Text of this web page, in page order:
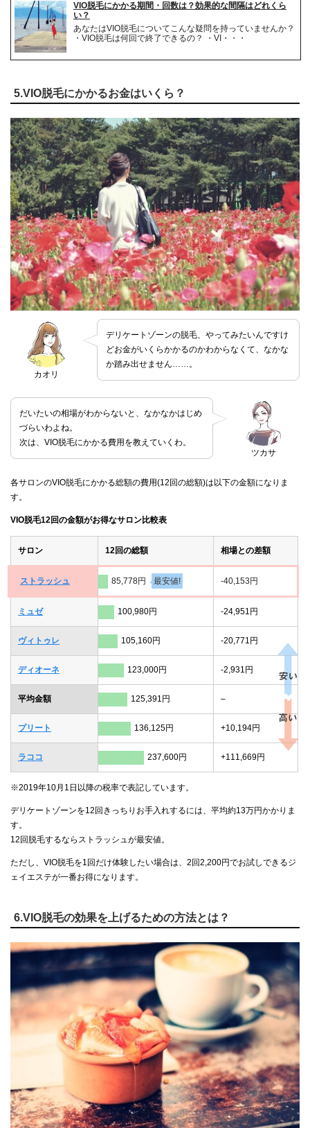
VIO脱毛にかかる期間・回数は？効果的な間隔はどれくら
い？
あなたはVIO脱毛についてこんな疑問を持っていませんか？
・VIO脱毛は何回で終了できるの？ ・VI・・・
5.VIO脱毛にかかるお金はいくら？
カオリ
デリケートゾーンの脱毛、やってみたいんですけ
どお金がいくらかかるのかわからなくて、なかな
か踏み出せません……。
ツカサ
だいたいの相場がわからないと、なかなかはじめ
づらいわよね。
次は、VIO脱毛にかかる費用を教えていくわ。
各サロンのVIO脱毛にかかる総額の費用(12回の総額)は以下の金額になりま
す。
VIO脱毛12回の金額がお得なサロン比較表
サロン 12回の総額 相場との差額
ストラッシュ 85,778円 最安値! -40,153円
ミュゼ 100,980円 -24,951円
ヴィトゥレ 105,160円 -20,771円
ディオーネ 123,000円 -2,931円
平均金額 125,391円 –
プリート 136,125円 +10,194円
ラココ 237,600円 +111,669円
※2019年10月1日以降の税率で表記しています。
デリケートゾーンを12回きっちりお手入れするには、平均約13万円かかりま
す。
12回脱毛するならストラッシュが最安値。
ただし、VIO脱毛を1回だけ体験したい場合は、2回2,200円でお試しできるジ
ェイエステが一番お得になります。
6.VIO脱毛の効果を上げるための方法とは？